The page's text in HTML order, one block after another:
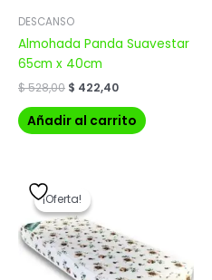
DESCANSO
Almohada Panda Suavestar
65cm x 40cm
$528,00 $ 422,40
Añadir al carrito
¡Oferta!
¡Oferta!precio
original
era:
$ 4.708,00.